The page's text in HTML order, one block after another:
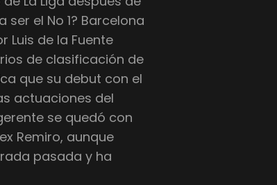
el No 1? Barcelona
Luis de la Fuente
de clasificación de
que su debut con el
actuaciones del
se quedó con
Remiro, aunque
pasada y ha